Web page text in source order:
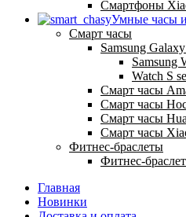
Смартфоны
Умные часы
Смарт часы
Samsung
Samsung
Watch S
Смарт часы
Смарт часы
Смарт часы
Смарт часы
Фитнес-браслеты
Фитнес-
Главная
Новинки